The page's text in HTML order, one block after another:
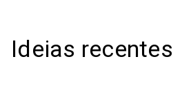
Ideias recentes